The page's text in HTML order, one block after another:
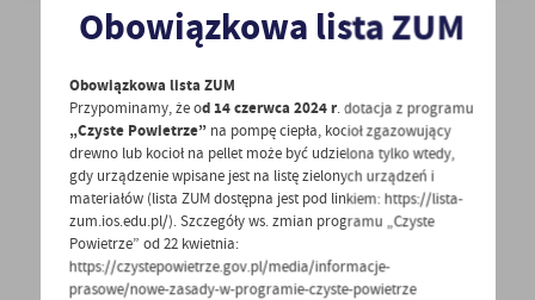
08 - 09 - 2020
ul. Wiejska ma nową nawierzchnię
Ulica Wiejska w końcu równa Zakończono
układanie masy bitumicznej na długości 490 m.
W planach...
WIĘCEJ
Obowiązkowa lista ZUM
Obowiązkowa lista ZUM
Przypominamy, że od 14 czerwca 2024 r. dotacja z programu
„Czyste Powietrze” na pompę ciepła, kocioł zgazowujący
drewno lub kocioł na pellet może być udzielona tylko wtedy,
gdy urządzenie wpisane jest na listę zielonych urządzeń i
materiałów (lista ZUM dostępna jest pod linkiem: https://lista-
zum.ios.edu.pl/). Szczegóły ws. zmian programu „Czyste
Powietrze” od 22 kwietnia:
https://czystepowietrze.gov.pl/media/informacje-
prasowe/nowe-zasady-w-programie-czyste-powietrze